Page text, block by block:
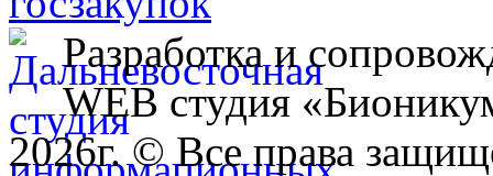
Разработка и
WEB студия
2026г. © Все права